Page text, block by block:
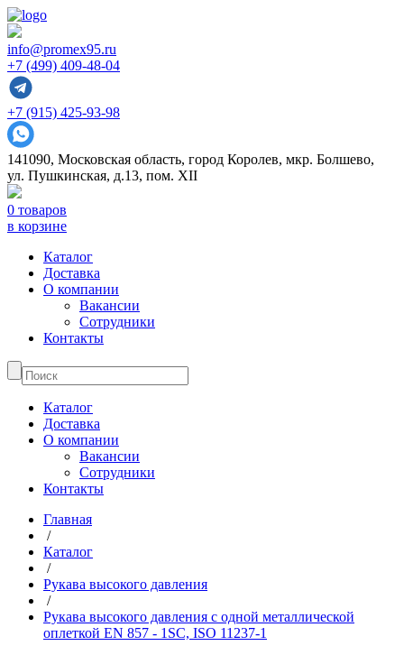
info@promex95.ru
+7 (499) 409-48-04
+7 (915) 425-93-98
141090, Московская область, город Королев, мкр. Болшево,
ул. Пушкинская, д.13, пом. XII
0 товаров
в корзине
Каталог
Доставка
О компании
Вакансии
Сотрудники
Контакты
Каталог
Доставка
О компании
Вакансии
Сотрудники
Контакты
Главная
/
Каталог
/
Рукава высокого давления
/
Рукава высокого давления с одной металлической
оплеткой EN 857 - 1SС, ISO 11237-1